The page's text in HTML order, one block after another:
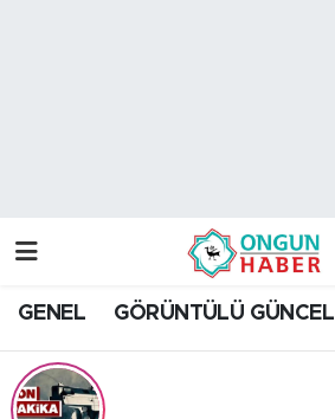
GENEL GÖRÜNTÜLÜ GÜNCEL
Trafik Durumu
Tüm Manşetler